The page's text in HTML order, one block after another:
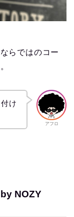
らではのコー
アフロ
け
NOZY